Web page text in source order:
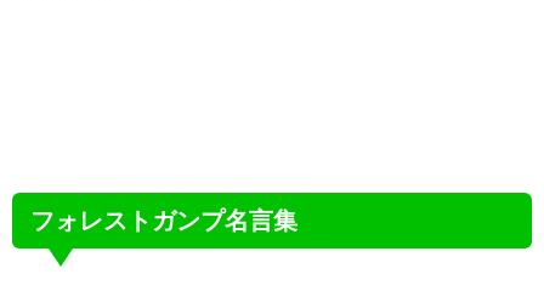
フォレストガンプ名言集